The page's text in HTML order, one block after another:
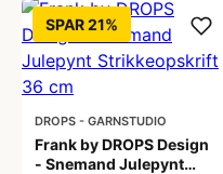
SPAR 21%
DROPS - GARNSTUDIO
Frank by DROPS Design
- Snemand Julepynt